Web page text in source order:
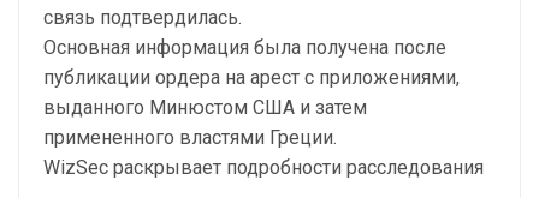
связь подтвердилась.
Основная информация была получена после
публикации ордера на арест с приложениями,
выданного Минюстом США и затем
примененного властями Греции.
WizSec раскрывает подробности расследования